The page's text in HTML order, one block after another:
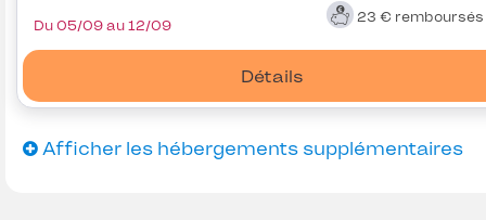
23 € remboursés
Détails
Du 05/09 au 12/09
Afficher les hébergements supplémentaires